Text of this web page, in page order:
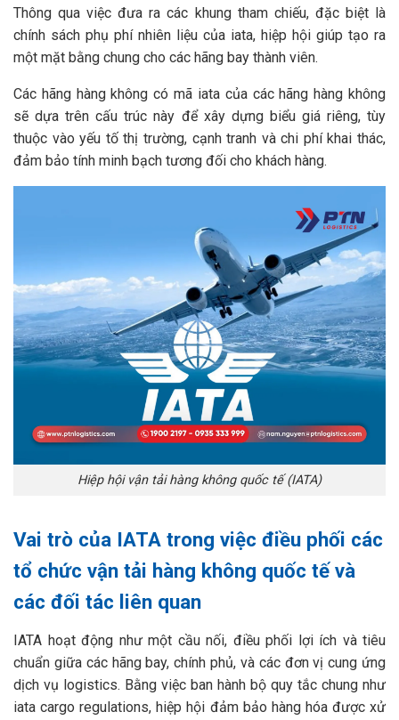
Thông qua việc đưa ra các khung tham chiếu, đặc biệt là
chính sách phụ phí nhiên liệu của iata, hiệp hội giúp tạo ra
một mặt bằng chung cho các hãng bay thành viên.
Các hãng hàng không có mã iata của các hãng hàng không
sẽ dựa trên cấu trúc này để xây dựng biểu giá riêng, tùy
thuộc vào yếu tố thị trường, cạnh tranh và chi phí khai thác,
đảm bảo tính minh bạch tương đối cho khách hàng.
Hiệp hội vận tải hàng không quốc tế (IATA)
Vai trò của IATA trong việc điều phối các
tổ chức vận tải hàng không quốc tế và
các đối tác liên quan
IATA hoạt động như một cầu nối, điều phối lợi ích và tiêu
chuẩn giữa các hãng bay, chính phủ, và các đơn vị cung ứng
dịch vụ logistics. Bằng việc ban hành bộ quy tắc chung như
iata cargo regulations, hiệp hội đảm bảo hàng hóa được xử